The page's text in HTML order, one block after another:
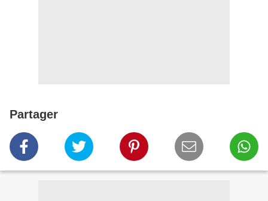
Partager